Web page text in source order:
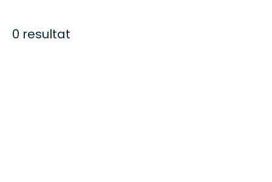
0 resultat